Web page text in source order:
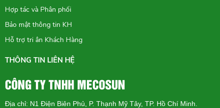
Hợp tác và Phân phối
Bảo mật thông tin KH
Hỗ trợ tri ân Khách Hàng
THÔNG TIN LIÊN HỆ
CÔNG TY TNHH MECOSUN
Địa chỉ: N1 Điện Biên Phủ, P. Thạnh Mỹ Tây, TP. Hồ Chí Minh.